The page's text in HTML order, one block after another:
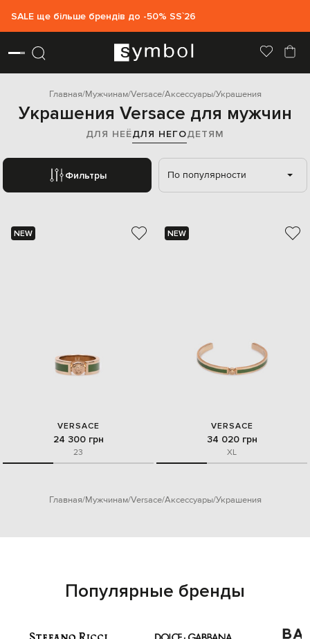
SALE ще більше брендів до -50% SS`26
Главная Мужчинам Versace Аксессуары Украшения
Украшения Versace для мужчин
ДЛЯ НЕЁДЛЯ НЕГОДЕТЯМ
Фильтры По популярности
NEW
VERSACE
24 300 грн
23
NEW
VERSACE
34 020 грн
XL
Главная Мужчинам Versace Аксессуары Украшения
Популярные бренды